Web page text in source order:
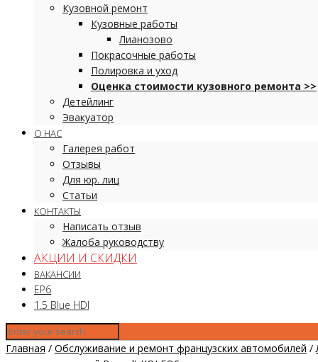
Кузовной ремонт
Кузовные работы
Лианозово
Покрасочные работы
Полировка и уход
Оценка стоимости кузовного ремонта >>
Детейлинг
Эвакуатор
О НАС
Галерея работ
Отзывы
Для юр. лиц
Статьи
КОНТАКТЫ
Написать отзыв
Жалоба руководству
АКЦИИ И СКИДКИ
ВАКАНСИИ
EP6
1.5 Blue HDI
Главная / Обслуживание и ремонт французских автомобилей /